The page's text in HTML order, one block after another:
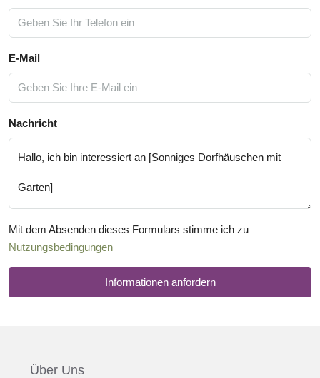
E-Mail
Nachricht
Mit dem Absenden dieses Formulars stimme ich zu
Nutzungsbedingungen
Informationen anfordern
Über Uns